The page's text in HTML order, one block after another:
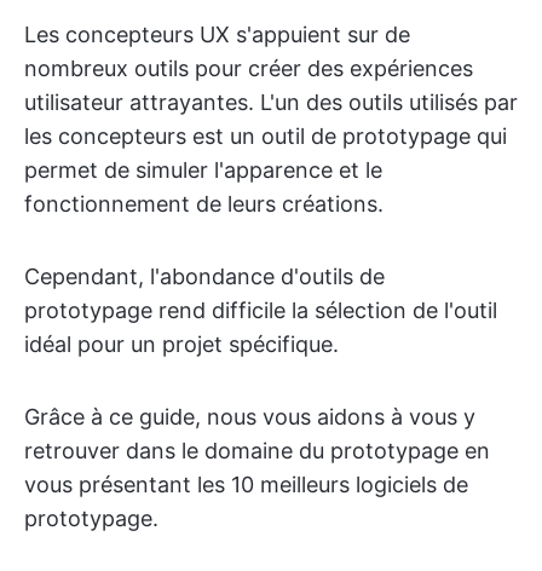
Les concepteurs UX s'appuient sur de
nombreux outils pour créer des expériences
utilisateur attrayantes. L'un des outils utilisés par
les concepteurs est un outil de prototypage qui
permet de simuler l'apparence et le
fonctionnement de leurs créations.
Cependant, l'abondance d'outils de
prototypage rend difficile la sélection de l'outil
idéal pour un projet spécifique.
Grâce à ce guide, nous vous aidons à vous y
retrouver dans le domaine du prototypage en
vous présentant les 10 meilleurs logiciels de
prototypage.